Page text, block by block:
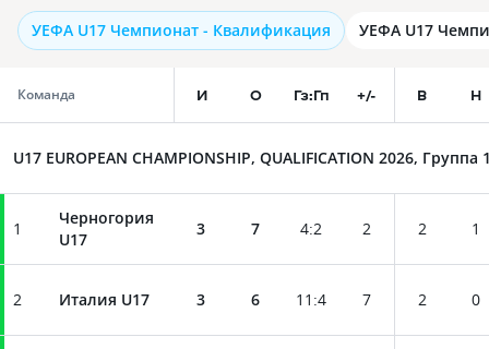
УЕФА U17 Чемпионат - Квалификация УЕФА U17
Команда И О Гз:Гп +/- В Н
U17 EUROPEAN CHAMPIONSHIP, QUALIFICATION 2026, Группа
1
Черногория
U17
3 7 4:2 2 2 1
2 Италия U17 3 6 11 :4 7 2 0